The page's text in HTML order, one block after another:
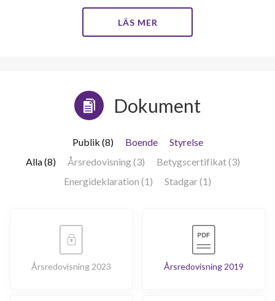
LÄS MER
Dokument
Publik (8) Boende
Styrelse
Alla (8)
Årsredovisning (3)
Betygscertifikat (3)
Energideklaration (1)
Stadgar (1)
Årsredovisning 2023 Årsredovisning 2019